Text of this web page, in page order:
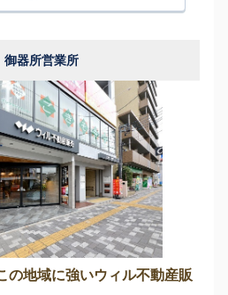
器所営業所
の地域に強いウィル不動産販